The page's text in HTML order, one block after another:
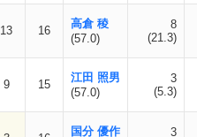
13 16
高倉 稜
(57.0)
8
(21.3)
9 15
江田 照男
(57.0)
3
(5.3)
国分 優作
3